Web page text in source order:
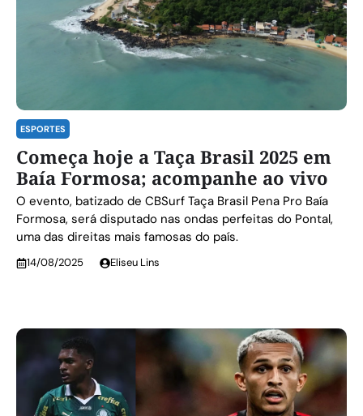
ESPORTES
Começa hoje a Taça Brasil 2025 em
Baía Formosa; acompanhe ao vivo
O evento, batizado de CBSurf Taça Brasil Pena Pro Baía
Formosa, será disputado nas ondas perfeitas do Pontal,
uma das direitas mais famosas do país.
14/08/2025 Eliseu Lins